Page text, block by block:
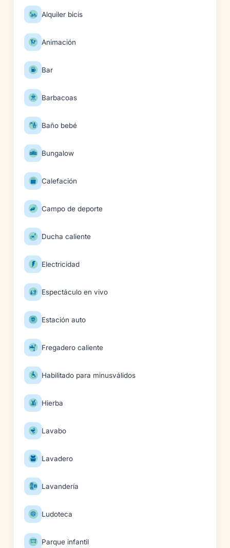
Alquiler bicis
Animación
Bar
Barbacoas
Baño bebé
Bungalow
Calefación
Campo de deporte
Ducha caliente
Electricidad
Espectáculo en vivo
Estación auto
Fregadero caliente
Habilitado para minusválidos
Hierba
Lavabo
Lavadero
Lavandería
Ludoteca
Parque infantil